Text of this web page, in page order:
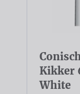
Kikker
White